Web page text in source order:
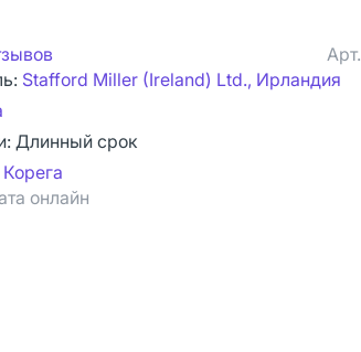
Арт.
Stafford Miller (Ireland) Ltd., Ирландия
Длинный срок
онлайн